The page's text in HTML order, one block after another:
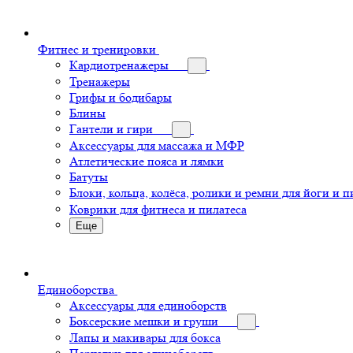
Фитнес и тренировки
Кардиотренажеры
Тренажеры
Грифы и бодибары
Блины
Гантели и гири
Аксессуары для массажа и МФР
Атлетические пояса и лямки
Батуты
Блоки, кольца, колёса, ролики и ремни для йоги и
Коврики для фитнеса и пилатеса
Еще
Единоборства
Аксессуары для единоборств
Боксерские мешки и груши
Лапы и макивары для бокса